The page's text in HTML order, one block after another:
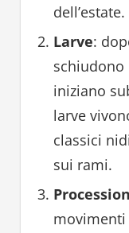
dell’estate.
Larve:
schiudono
iniziano
larve
classici
sui rami.